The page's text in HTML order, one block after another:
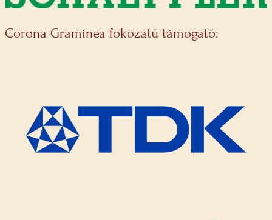
Corona Graminea fokozatú támogató: